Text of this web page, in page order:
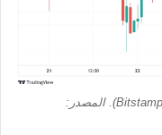
مخطط شمعة ETH / USD لمدة ساعة واحدة (Bitstamp). المصدر: